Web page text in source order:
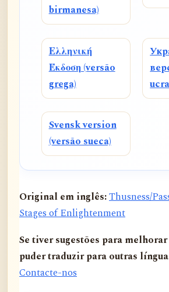
birmanesa)
Ελληνική
Έκδοση (versão
grega)
Svensk version
(versão sueca)
Original em inglês:Thusness/
Stages of Enlightenment
Se tiver sugestões para
puder traduzir para outras
Contacte-nos